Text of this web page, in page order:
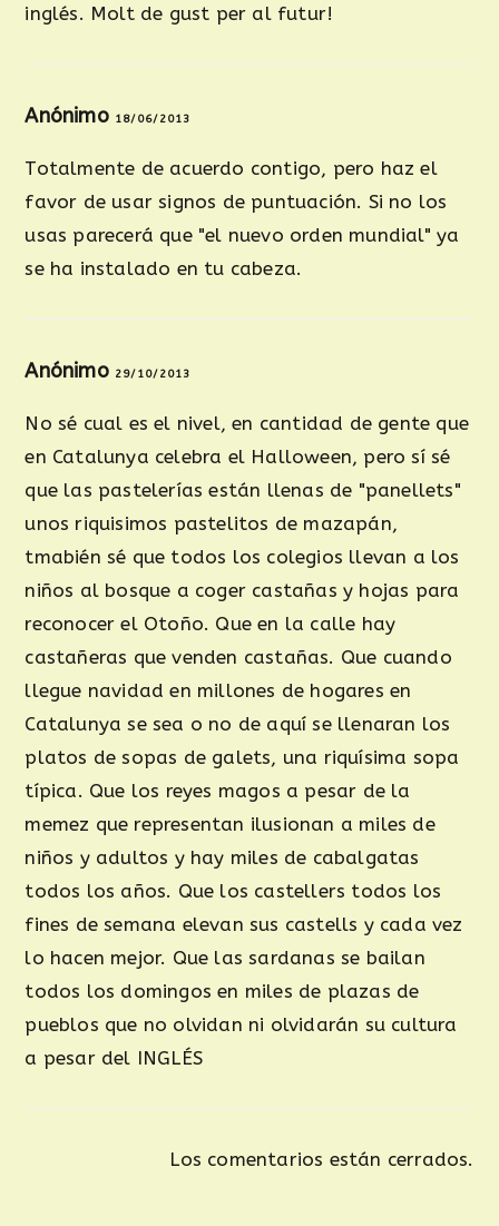
inglés. Molt de gust per al futur!
Anónimo 18/06/2013
Totalmente de acuerdo contigo, pero haz el
favor de usar signos de puntuación. Si no los
usas parecerá que "el nuevo orden mundial" ya
se ha instalado en tu cabeza.
Anónimo 29/10/2013
No sé cual es el nivel, en cantidad de gente que
en Catalunya celebra el Halloween, pero sí sé
que las pastelerías están llenas de "panellets"
unos riquisimos pastelitos de mazapán,
tmabién sé que todos los colegios llevan a los
niños al bosque a coger castañas y hojas para
reconocer el Otoño. Que en la calle hay
castañeras que venden castañas. Que cuando
llegue navidad en millones de hogares en
Catalunya se sea o no de aquí se llenaran los
platos de sopas de galets, una riquísima sopa
típica. Que los reyes magos a pesar de la
memez que representan ilusionan a miles de
niños y adultos y hay miles de cabalgatas
todos los años. Que los castellers todos los
fines de semana elevan sus castells y cada vez
lo hacen mejor. Que las sardanas se bailan
todos los domingos en miles de plazas de
pueblos que no olvidan ni olvidarán su cultura
a pesar del INGLÉS
Los comentarios están cerrados.